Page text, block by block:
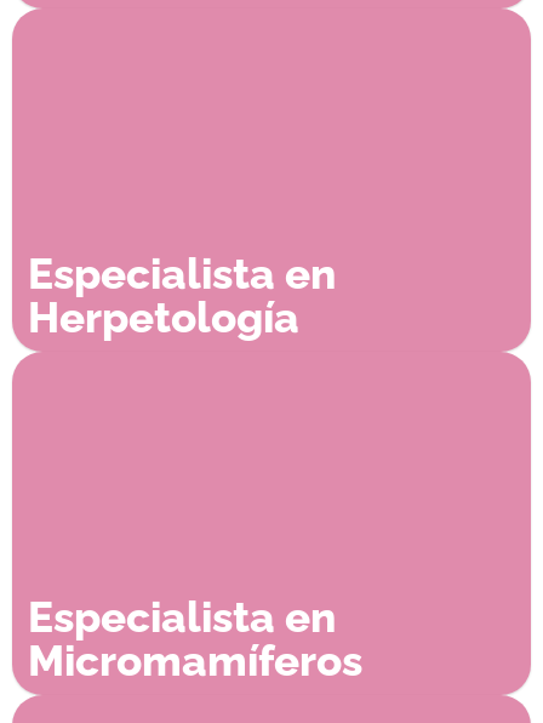
Especialista en
Herpetología
Especialista en
Micromamíferos